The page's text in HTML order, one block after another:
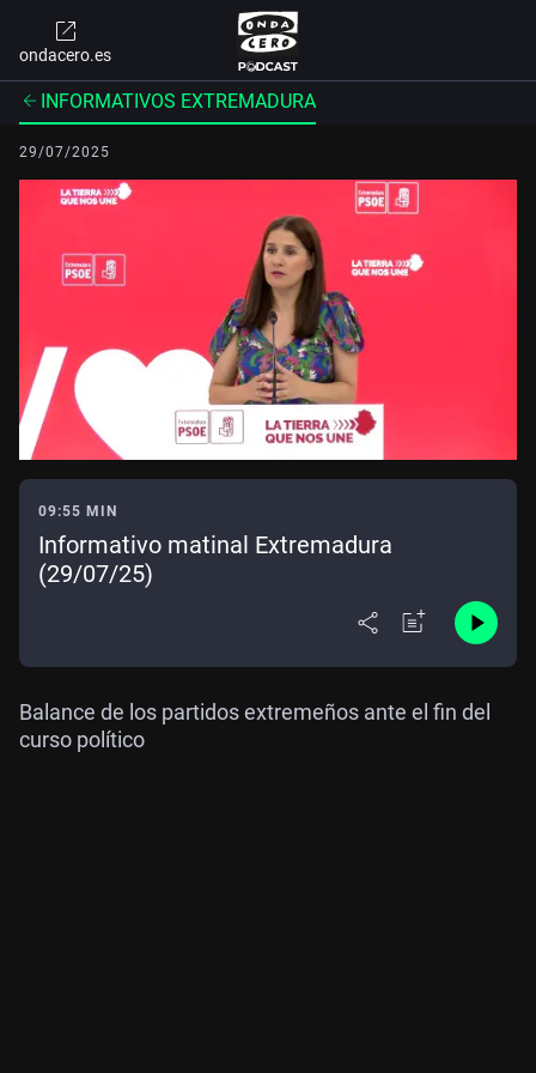
ondacero.es
INFORMATIVOS EXTREMADURA
29/07/2025
09:55 MIN
Informativo matinal Extremadura
(29/07/25)
Balance de los partidos extremeños ante el fin del
curso político